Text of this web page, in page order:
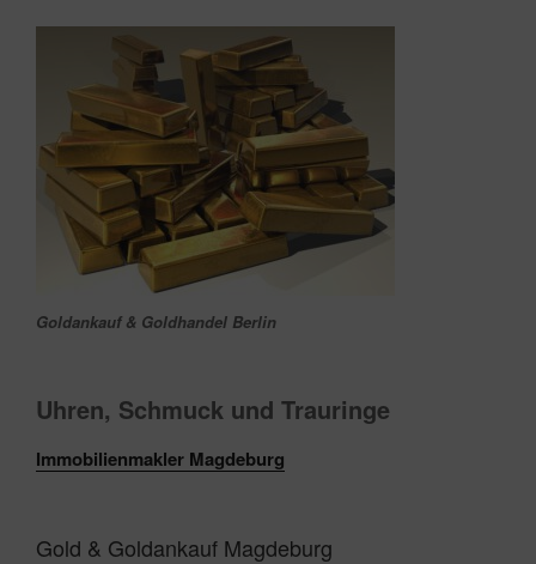
Goldankauf & Goldhandel Berlin
Uhren, Schmuck und Trauringe‎
Immobilienmakler Magdeburg
Gold & Goldankauf Magdeburg